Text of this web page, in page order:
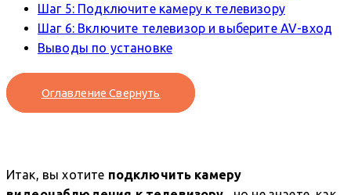
Шаг 5: Подключите камеру к телевизору
Шаг 6: Включите телевизор и выберите AV-вход
Выводы по установке
Оглавление Свернуть
Итак, вы хотите подключить камеру